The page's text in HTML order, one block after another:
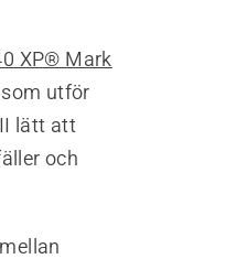
XP® Mark
utför
lätt att
och